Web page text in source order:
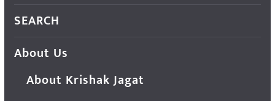
SEARCH
About Us
About Krishak Jagat